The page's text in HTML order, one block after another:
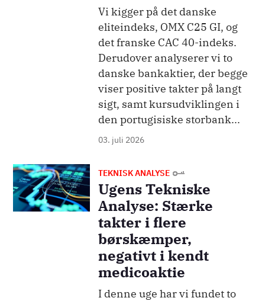
Vi kigger på det danske
eliteindeks, OMX C25 GI, og
det franske CAC 40-indeks.
Derudover analyserer vi to
danske bankaktier, der begge
viser positive takter på langt
sigt, samt kursudviklingen i
den portugisiske storbank...
03. juli 2026
Billede TEKNISK ANALYSE
Ugens Tekniske
Analyse: Stærke
takter i flere
børskæmper,
negativt i kendt
medicoaktie
I denne uge har vi fundet to